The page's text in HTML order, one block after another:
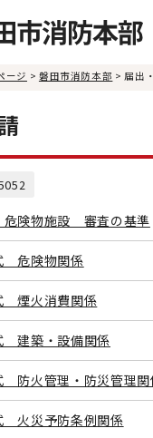
ージ > 磐田市消防本部 > 届出
危険物施設 審査の基準
危険物関係
煙火消費関係
建築・設備関係
防火管理・防災管理関
火災予防条例関係